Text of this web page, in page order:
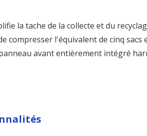
la tache de la collecte et du
compresser l'équivalent de cinq
avant entièrement intégré